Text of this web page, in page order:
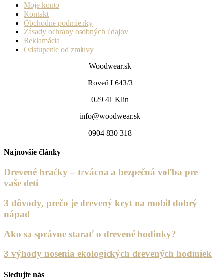
Moje konto
Kontakt
Obchodné podmienky
Zásady ochrany osobných údajov
Reklamácia
Odstupenie od zmluvy
Woodwear.sk
Roveň I 643/3
029 41 Klin
info@woodwear.sk
0904 830 318
Najnovšie články
Drevené hračky – trvácna a bezpečná voľba pre
vaše deti
3 dôvody, prečo je drevený kryt na mobil dobrý
nápad
Ako sa správne starať o drevené hodinky?
3 výhody nosenia ekologických drevených hodiniek
Sledujte nás